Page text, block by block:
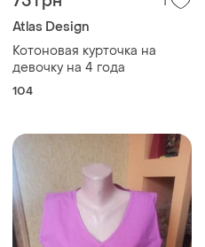
Atlas Design
Котоновая курточка на
девочку на 4 года
104